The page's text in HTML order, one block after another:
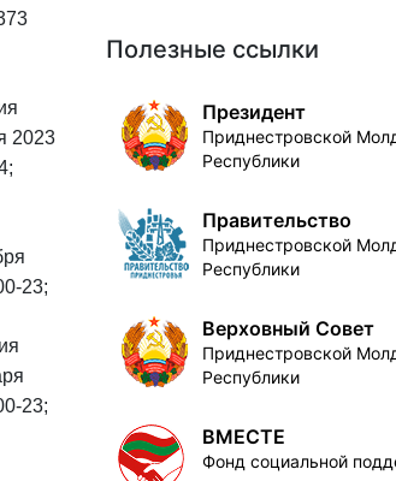
2023
23;
23;
Полезные ссылки
Президент
Приднестровской
Республики
Правительство
Приднестровской
Республики
Верховный Совет
Приднестровской
Республики
ВМЕСТЕ
Фонд социальной